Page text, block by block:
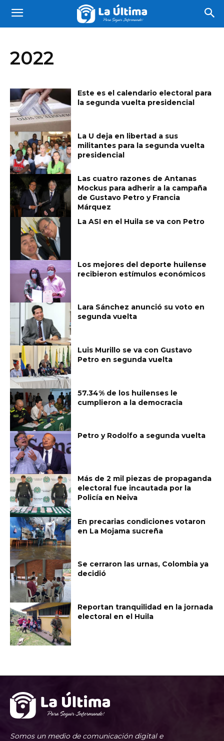
2022
Este es el calendario electoral para
la segunda vuelta presidencial
La U deja en libertad a sus
militantes para la segunda vuelta
presidencial
Las cuatro razones de Antanas
Mockus para adherir a la campaña
de Gustavo Petro y Francia
Márquez
La ASI en el Huila se va con Petro
Los mejores del deporte huilense
recibieron estímulos económicos
Lara Sánchez anunció su voto en
segunda vuelta
Luis Murillo se va con Gustavo
Petro en segunda vuelta
57.34% de los huilenses le
cumplieron a la democracia
Petro y Rodolfo a segunda vuelta
Más de 2 mil piezas de propaganda
electoral fue incautada por la
Policía en Neiva
En precarias condiciones votaron
en La Mojama sucreña
Se cerraron las urnas, Colombia ya
decidió
Reportan tranquilidad en la jornada
electoral en el Huila
Somos un medio de comunicación digital e